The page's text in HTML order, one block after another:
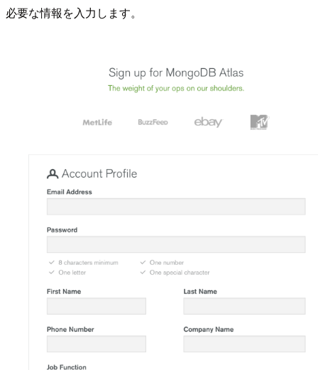
必要な情報を入力します。